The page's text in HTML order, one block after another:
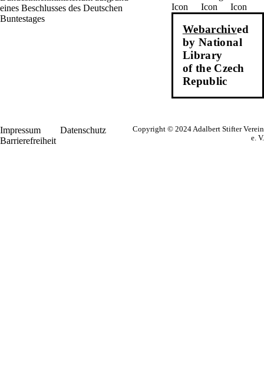
Webarchived
by National
Library
of the Czech
Republic
Impressum
Datenschutz
Barrierefreiheit
Copyright © 2024 Adalbert Stifter Verein
e. V.